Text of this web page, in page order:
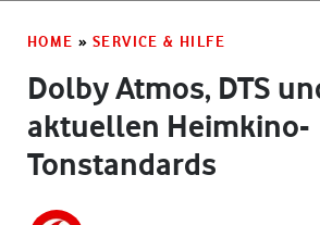
HOME » SERVICE & HILFE
Dolby Atmos, DTS
aktuellen Heimkino-
Tonstandards